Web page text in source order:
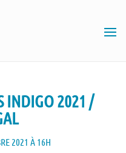
INDIGO 2021 /
2021 À 16H